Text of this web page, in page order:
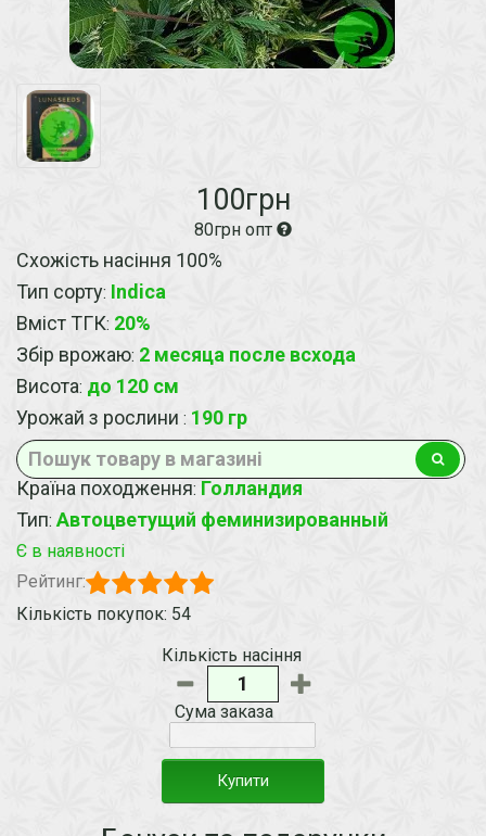
100грн
80грн опт
Схожість насіння 100%
Тип сорту: Indica
Вміст ТГК: 20%
Збір врожаю: 2 месяца после всхода
Висота: до 120 см
Урожай з рослини : 190 гр
Країна походження: Голландия
Тип: Автоцветущий феминизированный
Є в наявності
Рейтинг:
Кількість покупок: 54
Кількість насіння
Сума заказа
Купити